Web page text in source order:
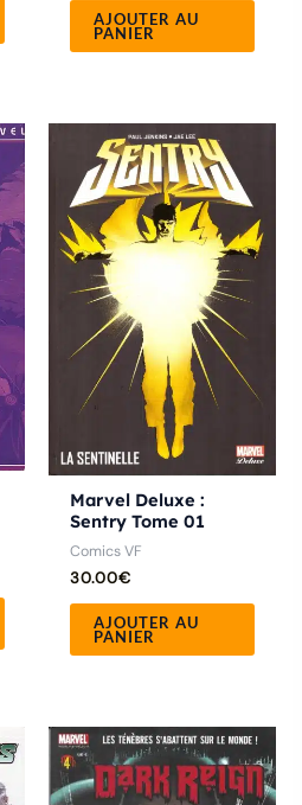
AJOUTER AU
PANIER
Marvel Deluxe :
Sentry Tome 01
Comics VF
30.00€
AJOUTER AU
PANIER